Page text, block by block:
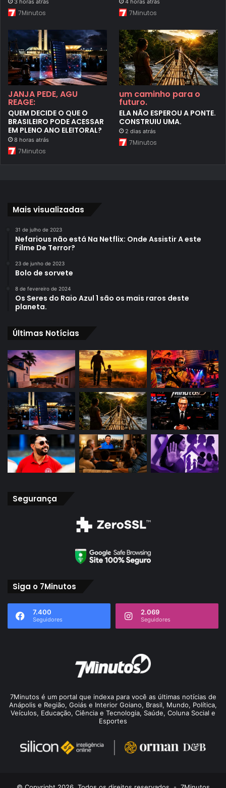
7Minutos 7Minutos
JANJA PEDE, AGU
REAGE:
QUEM DECIDE O QUE O
BRASILEIRO PODE ACESSAR
EM PLENO ANO ELEITORAL?
8 horas atrás
7Minutos
um caminho para o
futuro.
ELA NÃO ESPEROU A PONTE.
CONSTRUIU UMA.
2 dias atrás
7Minutos
Mais visualizadas
31 de julho de 2023
Nefarious não está Na Netflix: Onde Assistir A este
Filme De Terror?
23 de junho de 2023
Bolo de sorvete
8 de fevereiro de 2024
Os Seres do Raio Azul 1 são os mais raros deste
planeta.
Últimas Notícias
Segurança
Siga o 7Minutos
7.400
Seguidores
2.069
Seguidores
7Minutos é um portal que indexa para você as últimas notícias de
Anápolis e Região, Goiás e Interior Goiano, Brasil, Mundo, Política,
Veículos, Educação, Ciência e Tecnologia, Saúde, Coluna Social e
Esportes